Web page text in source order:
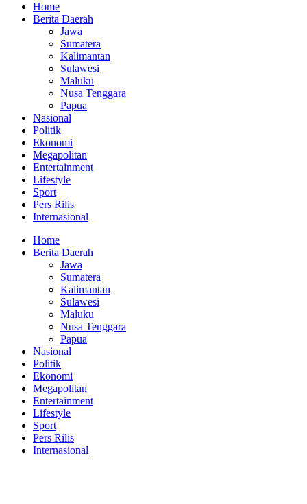
Home
Berita Daerah
Jawa
Sumatera
Kalimantan
Sulawesi
Maluku
Nusa Tenggara
Papua
Nasional
Politik
Ekonomi
Megapolitan
Entertainment
Lifestyle
Sport
Pers Rilis
Internasional
Home
Berita Daerah
Jawa
Sumatera
Kalimantan
Sulawesi
Maluku
Nusa Tenggara
Papua
Nasional
Politik
Ekonomi
Megapolitan
Entertainment
Lifestyle
Sport
Pers Rilis
Internasional